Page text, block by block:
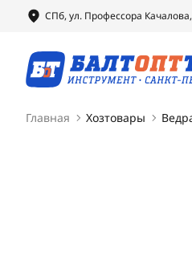
СПб, ул. Профессора
Главная Хозтовары